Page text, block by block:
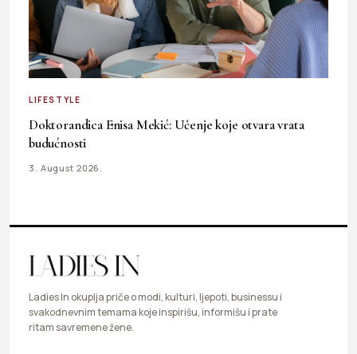
LIFESTYLE
Doktorandica Enisa Mekić: Učenje koje otvara vrata
budućnosti
3. August 2026.
Ladies In okuplja priče o modi, kulturi, ljepoti, businessu i
svakodnevnim temama koje inspirišu, informišu i prate
ritam savremene žene.